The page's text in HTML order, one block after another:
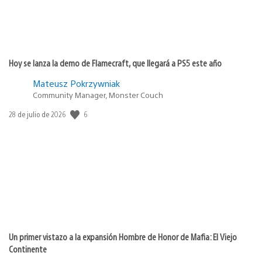
Hoy se lanza la demo de Flamecraft, que llegará a PS5 este año
Mateusz Pokrzywniak
Community Manager, Monster Couch
Fecha
28 de julio de 2026 6
Un primer vistazo a la expansión Hombre de Honor de Mafia: El Viejo
Continente